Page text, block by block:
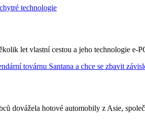
let vlastní cestou a jeho technologie e-
dovážela hotové automobily z Asie,